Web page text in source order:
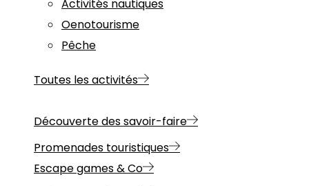
Activités nautiques
Oenotourisme
Pêche
Toutes les activités
Découverte des savoir-faire
Promenades touristiques
Escape games & Co